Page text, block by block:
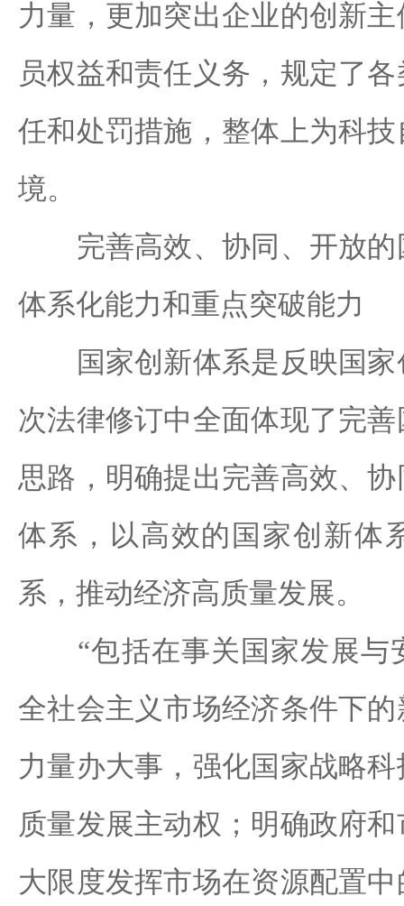
力量，更加突出企业的创新
员权益和责任义务，规定了
任和处罚措施，整体上为科
境。
完善高效、协同、开放的
体系化能力和重点突破能力
国家创新体系是反映国家
次法律修订中全面体现了完
思路，明确提出完善高效、
体系，以高效的国家创新体
系，推动经济高质量发展。
“包括在事关国家发展与
全社会主义市场经济条件下
力量办大事，强化国家战略
质量发展主动权；明确政府
大限度发挥市场在资源配置